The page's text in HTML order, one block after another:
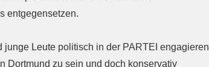
entgegensetzen.
Leute politisch in der PARTEI engagieren
Dortmund zu sein und doch konservativ